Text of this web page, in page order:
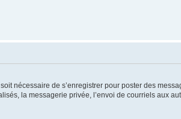
nécessaire de s’enregistrer pour poster des
la messagerie privée, l’envoi de courriels aux